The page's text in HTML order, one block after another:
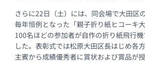
さらに22日（土）には、同会場で大田区
毎年恒例となった「親子折り紙ヒコーキ大
100名ほどの参加者が自作の折り紙飛行
した。表彰式では松原大田区長はじめ各
主賓から成績優秀者に賞状および賞品が